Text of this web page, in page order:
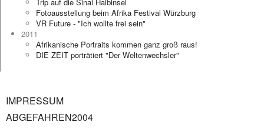
Fotoausstellung beim Afrika Festival Würzburg
VR Future - "Ich wollte frei sein"
2011
Afrikanische Portraits kommen ganz groß raus!
DIE ZEIT porträtiert "Der Weltenwechsler"
IMPRESSUM
ABGEFAHREN2004